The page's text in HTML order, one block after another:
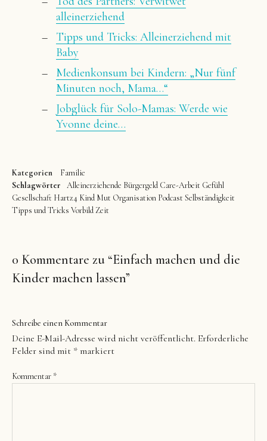
alleinerziehend
Tipps und Tricks: Alleinerziehend mit
Baby
Medienkonsum bei Kindern: „Nur fünf
Minuten noch, Mama…“
Jobglück für Solo-Mamas: Werde wie
Yvonne deine…
Kategorien
Familie
Schlagwörter
Alleinerziehende Bürgergeld Care-Arbeit Gefühl
Gesellschaft Hartz4 Kind Mut Organisation Podcast Selbständigkeit
Tipps und Tricks VorbildZeit
0 Kommentare zu “Einfach machen und die
Kinder machen lassen”
Schreibe einen Kommentar
Deine E-Mail-Adresse wird nicht veröffentlicht. Erforderliche
Felder sind mit * markiert
Kommentar *